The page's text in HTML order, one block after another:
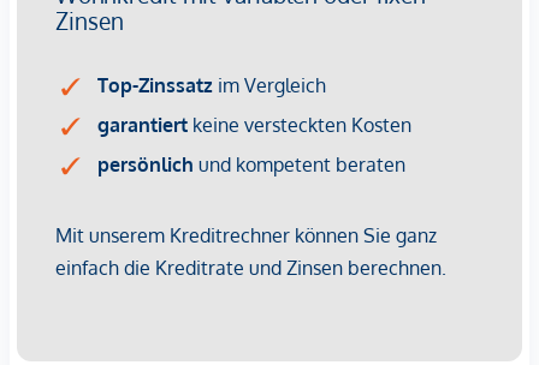
wirtschaftliches Naheverhältnis besteht.
Infrastruktur / Entfernungen
Klinik <750m